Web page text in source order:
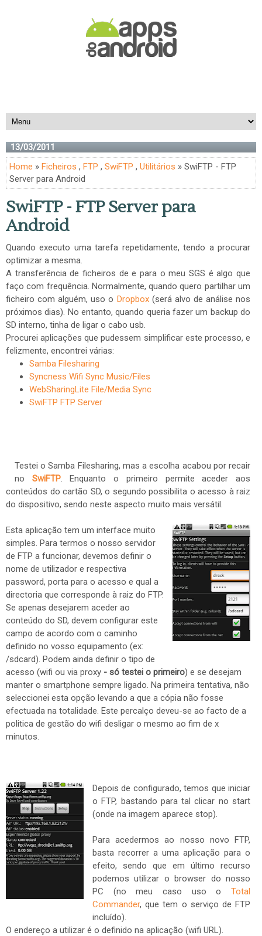
13/03/2011
Home » Ficheiros , FTP , SwiFTP , Utilitários » SwiFTP - FTP
Server para Android
SwiFTP - FTP Server para
Android
Quando executo uma tarefa repetidamente, tendo a procurar
optimizar a mesma.
A transferência de ficheiros de e para o meu SGS é algo que
faço com frequência. Normalmente, quando quero partilhar um
ficheiro com alguém, uso o Dropbox(será alvo de análise nos
próximos dias). No entanto, quando queria fazer um backup do
SD interno, tinha de ligar o cabo usb.
Procurei aplicações que pudessem simplificar este processo, e
felizmente, encontrei várias:
Samba Filesharing
Syncness Wifi Sync Music/Files
WebSharingLite File/Media Sync
SwiFTP FTP Server
Testei o Samba Filesharing, mas a escolha acabou por recair
no SwiFTP. Enquanto o primeiro permite aceder aos
conteúdos do cartão SD, o segundo possibilita o acesso à raiz
do dispositivo, sendo neste aspecto muito mais versátil.
Esta aplicação tem um interface muito
simples. Para termos o nosso servidor
de FTP a funcionar, devemos definir o
nome de utilizador e respectiva
password, porta para o acesso e qual a
directoria que corresponde à raiz do FTP.
Se apenas desejarem aceder ao
conteúdo do SD, devem configurar este
campo de acordo com o caminho
definido no vosso equipamento (ex:
/sdcard). Podem ainda definir o tipo de
acesso (wifi ou via proxy - só testei o primeiro) e se desejam
manter o smartphone sempre ligado. Na primeira tentativa, não
seleccionei esta opção levando a que a cópia não fosse
efectuada na totalidade. Este percalço deveu-se ao facto de a
politica de gestão do wifi desligar o mesmo ao fim de x
minutos.
Depois de configurado, temos que iniciar
o FTP, bastando para tal clicar no start
(onde na imagem aparece stop).
Para acedermos ao nosso novo FTP,
basta recorrer a uma aplicação para o
efeito, sendo que em último recurso
podemos utilizar o browser do nosso
PC (no meu caso uso o Total
Commander, que tem o serviço de FTP
incluído).
O endereço a utilizar é o definido na aplicação (wifi URL).